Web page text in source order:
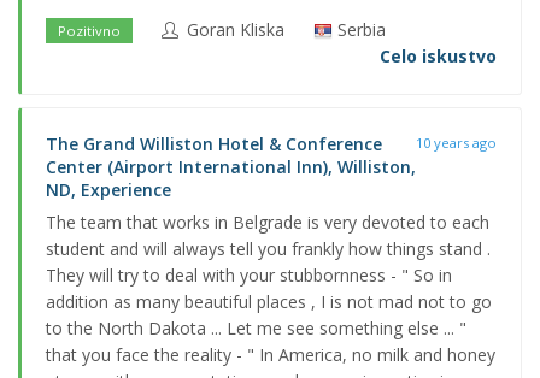
Pozitivno Goran Kliska
Serbia
Celo iskustvo
The Grand Williston Hotel & Conference
Center (Airport International Inn), Williston,
ND, Experience
10 years ago
The team that works in Belgrade is very devoted to each
student and will always tell you frankly how things stand .
They will try to deal with your stubbornness - " So in
addition as many beautiful places , I is not mad not to go
to the North Dakota ... Let me see something else ... "
that you face the reality - " In America, no milk and honey